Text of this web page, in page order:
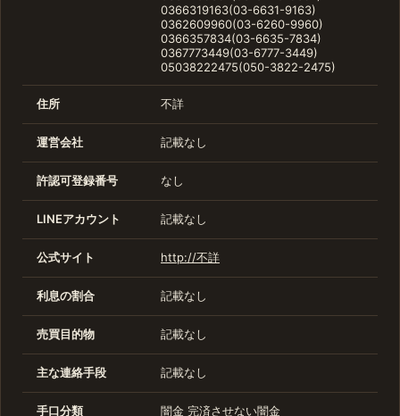
0366319163(03-6631-9163)
0362609960(03-6260-9960)
0366357834(03-6635-7834)
0367773449(03-6777-3449)
05038222475(050-3822-2475)
住所 不詳
運営会社 記載なし
許認可登録番号 なし
LINEアカウント 記載なし
公式サイト http://不詳
利息の割合 記載なし
売買目的物 記載なし
主な連絡手段 記載なし
手口分類 闇金 完済させない闇金